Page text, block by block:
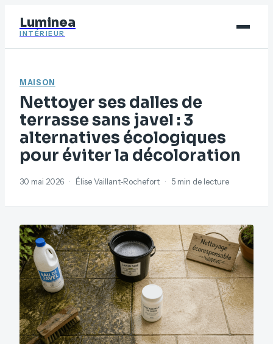
Luminea
INTÉRIEUR
Immobilier
Jardinage
Maison
MAISON
Nettoyer ses dalles de
terrasse sans javel : 3
alternatives écologiques
pour éviter la décoloration
30 mai 2026 · Élise Vaillant-Rochefort · 5 min de lecture